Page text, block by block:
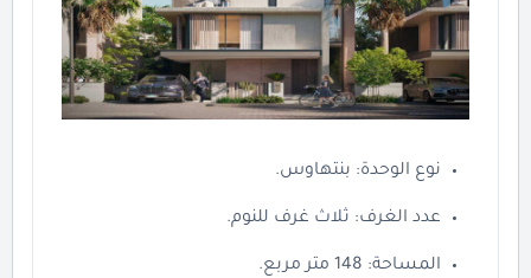
نوع الوحدة: بنتهاوس.
عدد الغرف: ثلاث غرف للنوم.
المساحة: 148 متر مربع.